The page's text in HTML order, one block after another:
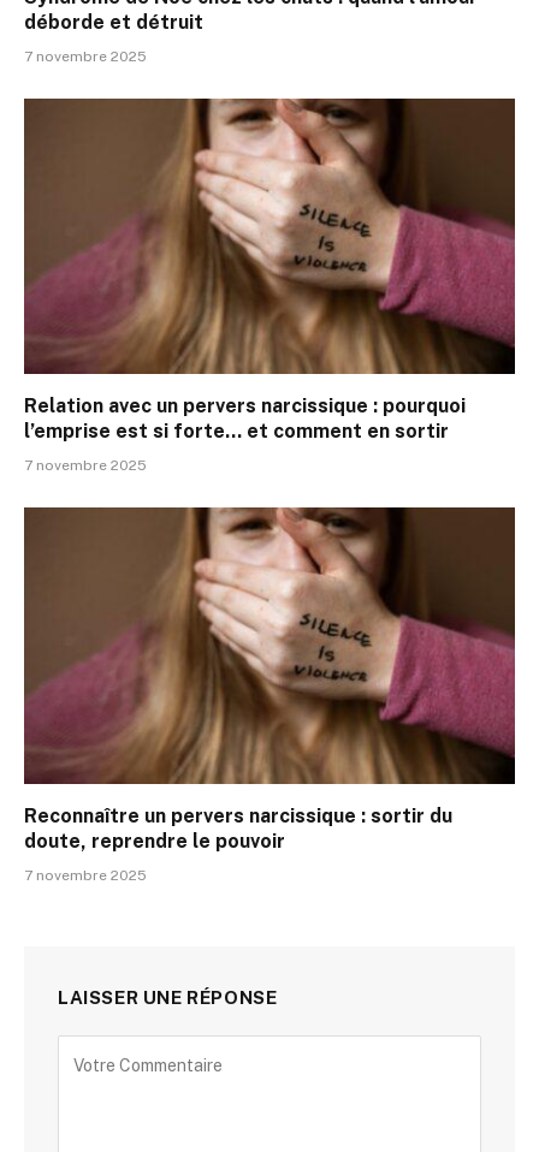
déborde et détruit
7 novembre 2025
Relation avec un pervers narcissique : pourquoi
l’emprise est si forte… et comment en sortir
7 novembre 2025
Reconnaître un pervers narcissique : sortir du
doute, reprendre le pouvoir
7 novembre 2025
LAISSER UNE RÉPONSE